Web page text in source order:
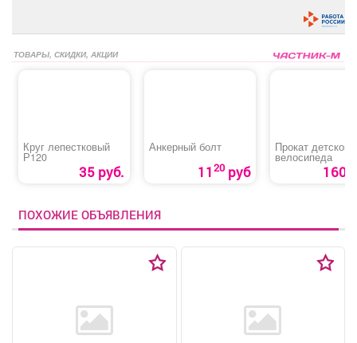
ТОВАРЫ, СКИДКИ, АКЦИИ
Круг лепестковый
Р120
35 руб.
Анкерный болт
1120руб
Прокат детского
велосипеда
160
ПОХОЖИЕ ОБЪЯВЛЕНИЯ